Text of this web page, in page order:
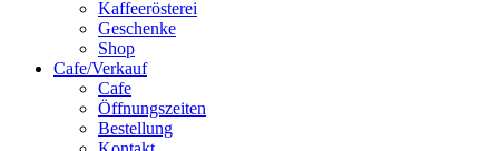
Kaffeerösterei
Geschenke
Shop
Cafe/Verkauf
Cafe
Öffnungszeiten
Bestellung